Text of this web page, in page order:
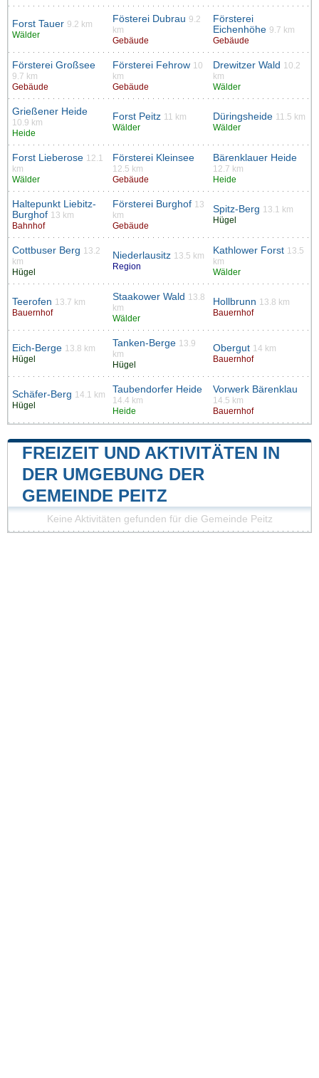
Forst Tauer 9.2 km
Wälder
Fösterei Dubrau 9.2
km
Gebäude
Försterei
Eichenhöhe 9.7 km
Gebäude
Försterei Großsee
9.7 km
Gebäude
Försterei Fehrow 10
km
Gebäude
Drewitzer Wald 10.2
km
Wälder
Grießener Heide
10.9 km
Heide
Forst Peitz 11 km
Wälder
Düringsheide 11.5 km
Wälder
Forst Lieberose 12.1
km
Wälder
Försterei Kleinsee
12.5 km
Gebäude
Bärenklauer Heide
12.7 km
Heide
Haltepunkt Liebitz-
Burghof 13 km
Bahnhof
Försterei Burghof 13
km
Gebäude
Spitz-Berg 13.1 km
Hügel
Cottbuser Berg 13.2
km
Hügel
Niederlausitz 13.5 km
Region
Kathlower Forst 13.5
km
Wälder
Teerofen 13.7 km
Bauernhof
Staakower Wald 13.8
km
Wälder
Hollbrunn 13.8 km
Bauernhof
Eich-Berge 13.8 km
Hügel
Tanken-Berge 13.9
km
Hügel
Obergut 14 km
Bauernhof
Schäfer-Berg 14.1 km
Hügel
Taubendorfer Heide
14.4 km
Heide
Vorwerk Bärenklau
14.5 km
Bauernhof
FREIZEIT UND AKTIVITÄTEN IN
DER UMGEBUNG DER
GEMEINDE PEITZ
Keine Aktivitäten gefunden für die Gemeinde Peitz